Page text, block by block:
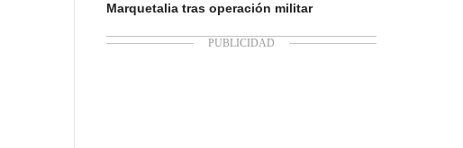
Marquetalia tras operación militar